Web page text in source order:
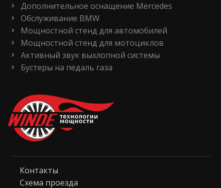
Дополнительное оснащение Mercedes
Обслуживание BMW
Мощностной стенд для автомобилей
Мощностной стенд для мотоциклов
Активный звук выхлопной системы
Бустеры на педаль газа
Контакты
Схема проезда